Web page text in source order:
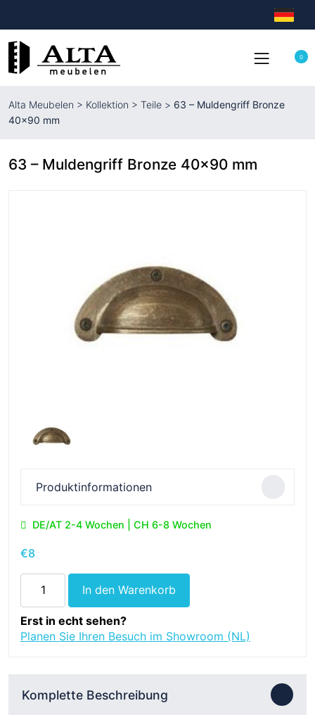
0
Alta Meubelen > Kollektion > Teile > 63 – Muldengriff Bronze
40×90 mm
63 – Muldengriff Bronze 40×90 mm
Produktinformationen
DE/AT 2-4 Wochen | CH 6-8 Wochen
€8
Muldengriff
Bronze
In den Warenkorb
Erst in echt sehen?
Planen Sie Ihren Besuch im Showroom (NL)
Komplette Beschreibung